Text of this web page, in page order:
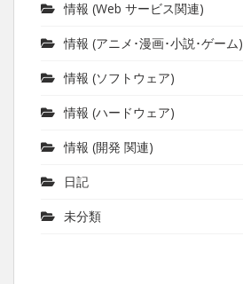
情報 (Web サービス関連)
情報 (アニメ･漫画･小説･ゲーム)
情報 (ソフトウェア)
情報 (ハードウェア)
情報 (開発 関連)
日記
未分類